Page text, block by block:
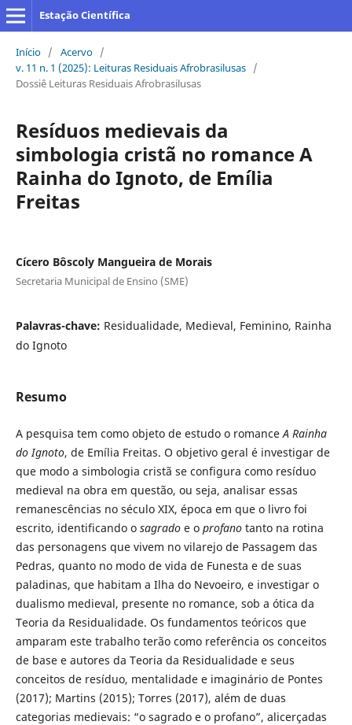
Estação Científica
Início / Acervo /
v. 11 n. 1 (2025): Leituras Residuais Afrobrasilusas /
Dossiê Leituras Residuais Afrobrasilusas
Resíduos medievais da
simbologia cristã no romance A
Rainha do Ignoto, de Emília
Freitas
Cícero Bôscoly Mangueira de Morais
Secretaria Municipal de Ensino (SME)
Palavras-chave: Residualidade, Medieval, Feminino, Rainha
do Ignoto
Resumo
A pesquisa tem como objeto de estudo o romanceA Rainha
do Ignoto, de Emília Freitas. O objetivo geral é investigar de
que modo a simbologia cristã se configura como resíduo
medieval na obra em questão, ou seja, analisar essas
remanescências no século XIX, época em que o livro foi
escrito, identificando o sagradoe o profanotanto na rotina
das personagens que vivem no vilarejo de Passagem das
Pedras, quanto no modo de vida de Funesta e de suas
paladinas, que habitam a Ilha do Nevoeiro, e investigar o
dualismo medieval, presente no romance, sob a ótica da
Teoria da Residualidade. Os fundamentos teóricos que
amparam este trabalho terão como referência os conceitos
de base e autores da Teoria da Residualidade e seus
conceitos de resíduo, mentalidade e imaginário de Pontes
(2017); Martins (2015); Torres (2017), além de duas
categorias medievais: “o sagrado e o profano”, alicerçadas